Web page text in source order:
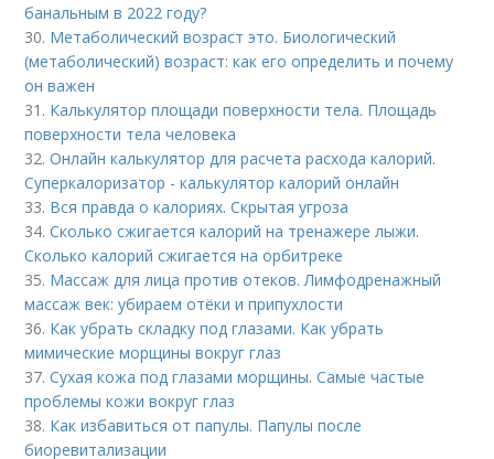
банальным в 2022 году?
30. Метаболический возраст это. Биологический
(метаболический) возраст: как его определить и почему
он важен
31. Калькулятор площади поверхности тела. Площадь
поверхности тела человека
32.Онлайн калькулятор для расчета расхода калорий.
Суперкалоризатор - калькулятор калорий онлайн
33. Вся правда о калориях. Скрытая угроза
34.Сколько сжигается калорий на тренажере лыжи.
Сколько калорий сжигается на орбитреке
35. Массаж для лица против отеков. Лимфодренажный
массаж век: убираем отёки и припухлости
36. Как убрать складку под глазами. Как убрать
мимические морщины вокруг глаз
37.Сухая кожа под глазами морщины. Самые частые
проблемы кожи вокруг глаз
38. Как избавиться от папулы. Папулы после
биоревитализации